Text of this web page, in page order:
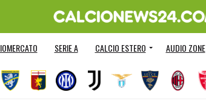
SERIE A CALCIO ESTERO AUDIO ZONE